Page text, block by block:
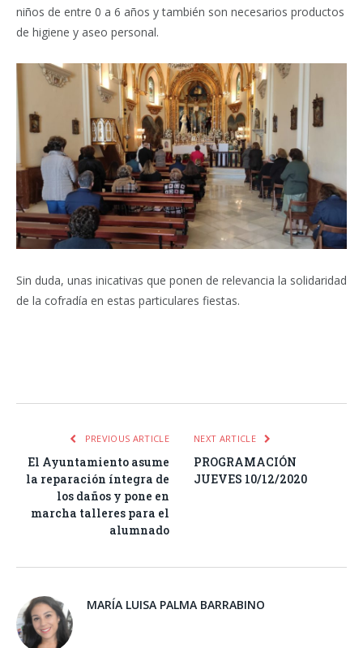
niños de entre 0 a 6 años y también son necesarios productos
de higiene y aseo personal.
Sin duda, unas inicativas que ponen de relevancia la solidaridad
de la cofradía en estas particulares fiestas.
PREVIOUS ARTICLE
El Ayuntamiento asume
la reparación íntegra de
los daños y pone en
marcha talleres para el
alumnado
NEXT ARTICLE
PROGRAMACIÓN
JUEVES 10/12/2020
MARÍA LUISA PALMA BARRABINO